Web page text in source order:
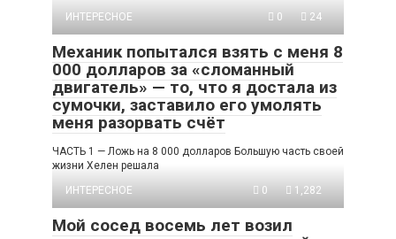
ИНТЕРЕСНОЕ
0 24
Механик попытался взять с меня 8
000 долларов за «сломанный
двигатель» — то, что я достала из
сумочки, заставило его умолять
меня разорвать счёт
ЧАСТЬ 1 — Ложь на 8 000 долларов Большую часть своей
жизни Хелен решала
ИНТЕРЕСНОЕ
0 1,282
Мой сосед восемь лет возил